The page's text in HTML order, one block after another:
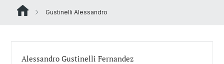
Gustinelli Alessandro
Alessandro Gustinelli Fernandez